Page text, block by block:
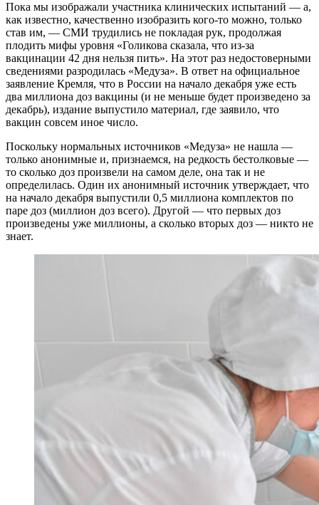
Пока мы изображали участника клинических испытаний — а,
как известно, качественно изобразить кого-то можно, только
став им, — СМИ трудились не покладая рук, продолжая
плодить мифы уровня «Голикова сказала, что из-за
вакцинации 42 дня нельзя пить». На этот раз недостоверными
сведениями разродилась «Медуза». В ответ на официальное
заявление Кремля, что в России на начало декабря уже есть
два миллиона доз вакцины (и не меньше будет произведено за
декабрь), издание выпустило материал, где заявило, что
вакцин совсем иное число.
Поскольку нормальных источников «Медуза» не нашла —
только анонимные и, признаемся, на редкость бестолковые —
то сколько доз произвели на самом деле, она так и не
определилась. Один их анонимный источник утверждает, что
на начало декабря выпустили 0,5 миллиона комплектов по
паре доз (миллион доз всего). Другой — что первых доз
произведены уже миллионы, а сколько вторых доз — никто не
знает.